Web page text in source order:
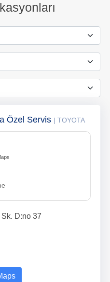
Özel Servis | TOYOTA
Sk. D:no 37